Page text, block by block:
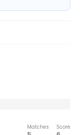
Matches Score